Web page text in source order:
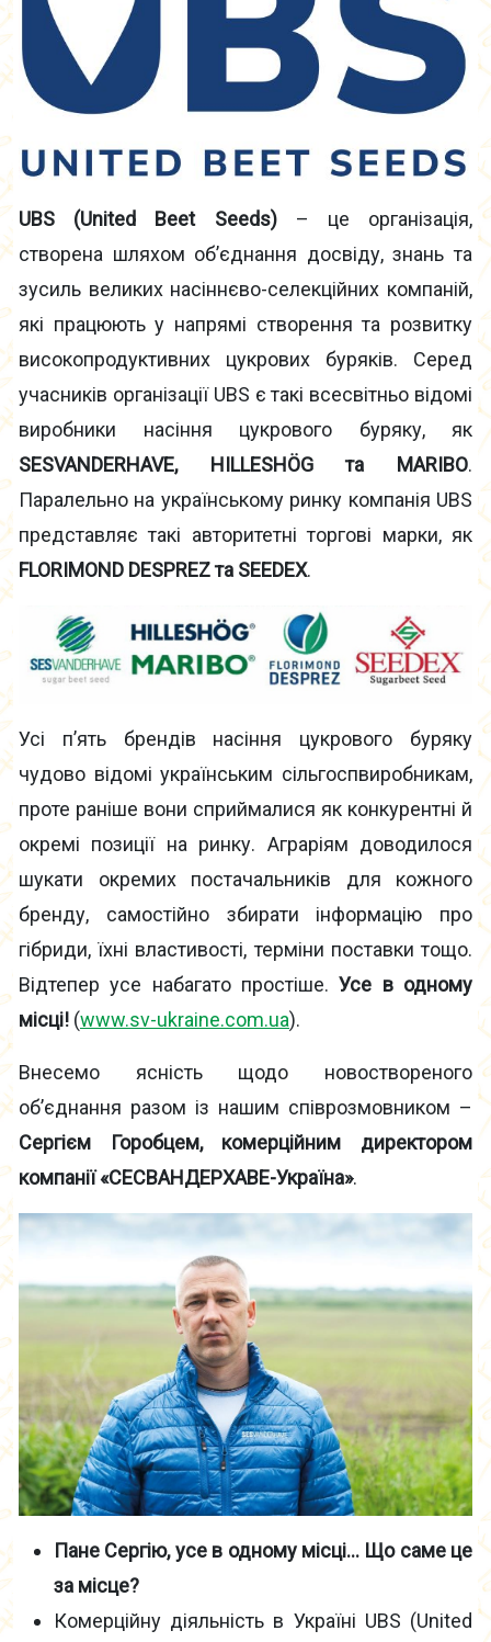
UBS (United Beet Seeds)– це організація,
створена шляхом об’єднання досвіду, знань та
зусиль великих насіннєво-селекційних компаній,
які працюють у напрямі створення та розвитку
високопродуктивних цукрових буряків. Серед
учасників організації UBS є такі всесвітньо відомі
виробники насіння цукрового буряку, як
SESVANDERHAVE, HILLESHÖG та MARIBO.
Паралельно на українському ринку компанія UBS
представляє такі авторитетні торгові марки, як
FLORIMOND DESPREZ та SEEDEX.
Усі п’ять брендів насіння цукрового буряку
чудово відомі українським сільгоспвиробникам,
проте раніше вони сприймалися як конкурентні й
окремі позиції на ринку. Аграріям доводилося
шукати окремих постачальників для кожного
бренду, самостійно збирати інформацію про
гібриди, їхні властивості, терміни поставки тощо.
Відтепер усе набагато простіше.Усе в одному
місці! (www.sv-ukraine.com.ua).
Внесемо ясність щодо новоствореного
об’єднання разом із нашим співрозмовником –
Сергієм Горобцем, комерційним директором
компанії «СЕСВАНДЕРХАВЕ-Україна».
Пане Сергію, усе в одному місці… Що саме це
за місце?
Комерційну діяльність в Україні UBS (United